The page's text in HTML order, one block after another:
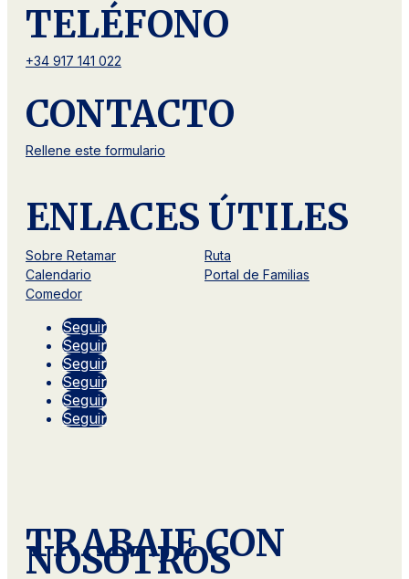
TELÉFONO
+34 917 141 022
CONTACTO
Rellene este formulario
ENLACES ÚTILES
Sobre Retamar
Calendario
Comedor
Ruta
Portal de Familias
Seguir
Seguir
Seguir
Seguir
Seguir
Seguir
TRABAJE CON
NOSOTROS